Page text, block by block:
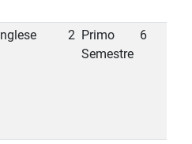
Inglese 2 Primo
Semestre
6